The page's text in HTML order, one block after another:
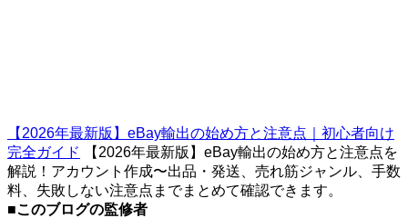
【2026年最新版】eBay輸出の始め方と注意点｜初心者向け
完全ガイド
【2026年最新版】eBay輸出の始め方と注意点を
解説！アカウント作成〜出品・発送、売れ筋ジャンル、手数
料、失敗しない注意点までまとめて確認できます。
■このブログの監修者